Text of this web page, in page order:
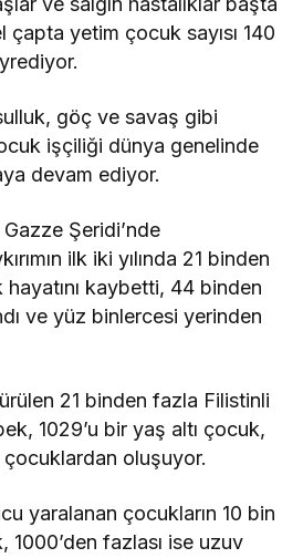
çapta yetim çocuk sayısı 140
göç ve savaş gibi
işçiliği dünya genelinde
devam ediyor.
Şeridi’nde
ilk iki yılında 21 binden
kaybetti, 44 binden
ve yüz binlercesi yerinden
21 binden fazla Filistinli
1029’u bir yaş altı çocuk,
çocuklardan oluşuyor.
yaralanan çocukların 10 bin
1000’den fazlası ise uzuv